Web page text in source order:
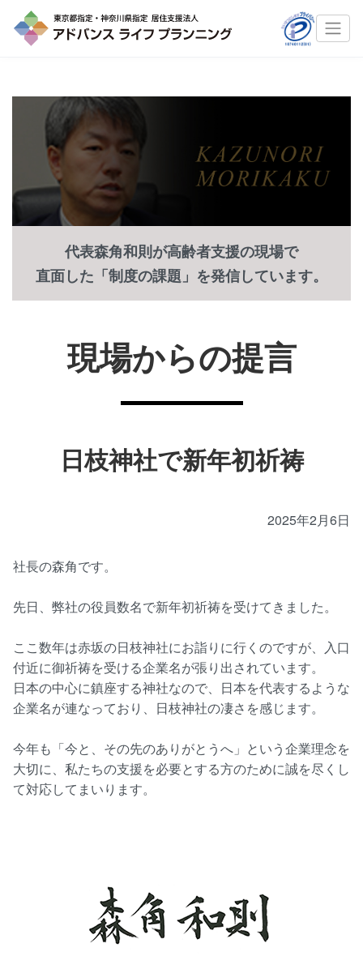
代表森角和則が高齢者支援の現場で
直面した「制度の課題」を発信しています。
現場からの提言
日枝神社で新年初祈祷
2025年2月6日
社長の森角です。
先日、弊社の役員数名で新年初祈祷を受けてきました。
ここ数年は赤坂の日枝神社にお詣りに行くのですが、入口
付近に御祈祷を受ける企業名が張り出されています。
日本の中心に鎮座する神社なので、日本を代表するような
企業名が連なっており、日枝神社の凄さを感じます。
今年も「今と、その先のありがとうへ」という企業理念を
大切に、私たちの支援を必要とする方のために誠を尽くし
て対応してまいります。